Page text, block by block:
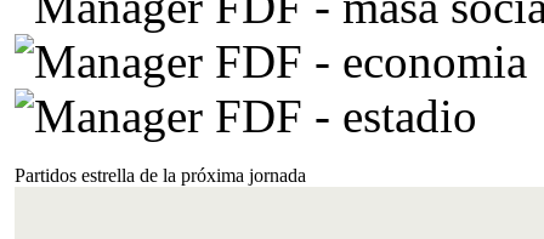
Partidos estrella de la próxima jornada